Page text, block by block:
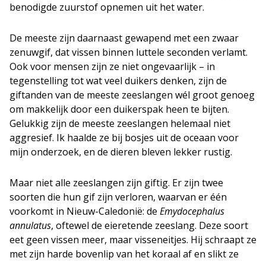
benodigde zuurstof opnemen uit het water.
De meeste zijn daarnaast gewapend met een zwaar
zenuwgif, dat vissen binnen luttele seconden verlamt.
Ook voor mensen zijn ze niet ongevaarlijk – in
tegenstelling tot wat veel duikers denken, zijn de
giftanden van de meeste zeeslangen wél groot genoeg
om makkelijk door een duikerspak heen te bijten.
Gelukkig zijn de meeste zeeslangen helemaal niet
aggresief. Ik haalde ze bij bosjes uit de oceaan voor
mijn onderzoek, en de dieren bleven lekker rustig.
Maar niet alle zeeslangen zijn giftig. Er zijn twee
soorten die hun gif zijn verloren, waarvan er één
voorkomt in Nieuw-Caledonië: de Emydocephalus
annulatus, oftewel de eieretende zeeslang. Deze soort
eet geen vissen meer, maar visseneitjes. Hij schraapt ze
met zijn harde bovenlip van het koraal af en slikt ze